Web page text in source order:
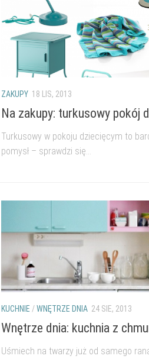
ZAKUPY 18 LIS, 2013
Na zakupy: turkusowy pokój
Turkusowy w pokoju dziecięcym to
pomysł – sprawdzi się...
KUCHNIE /WNĘTRZE DNIA 24 SIE, 2013
Wnętrze dnia: kuchnia z
Uśmiech na twarzy już od samego